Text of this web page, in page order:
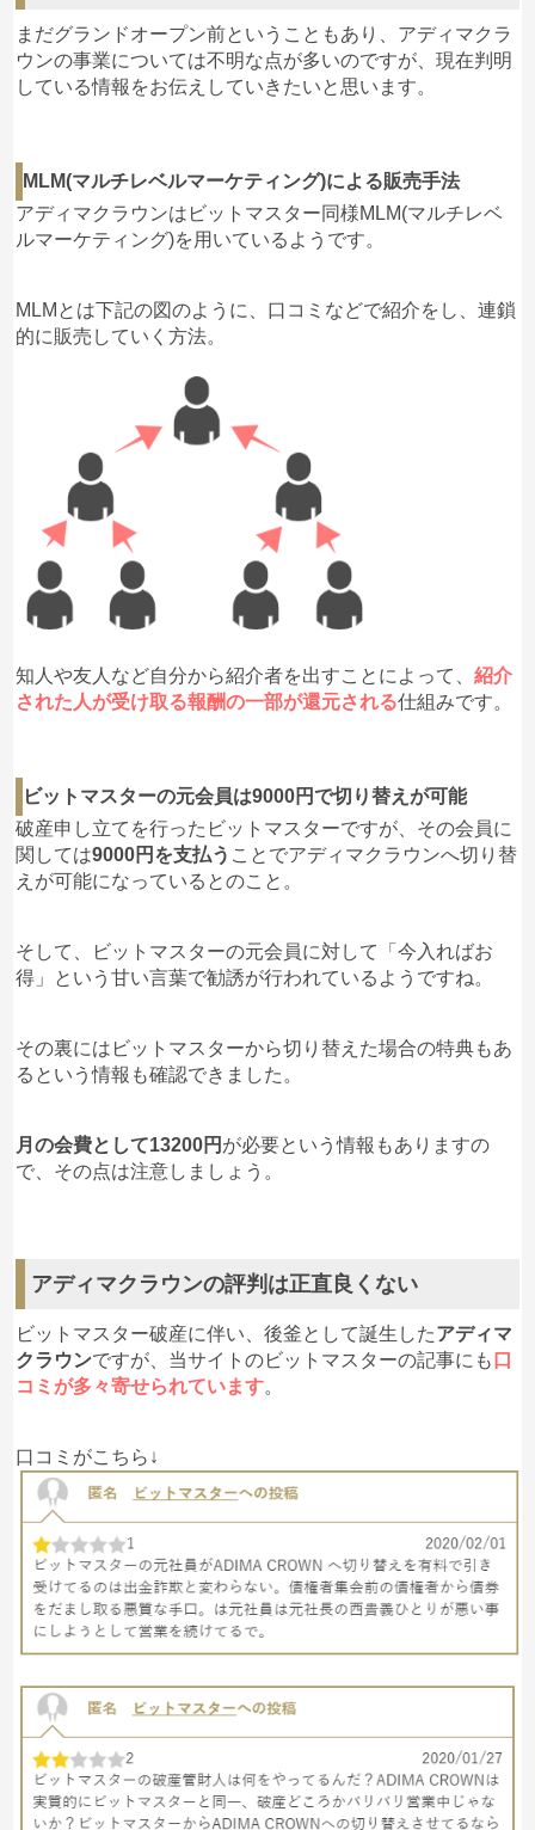
まだグランドオープン前ということもあり、アディマクラ
ウンの事業については不明な点が多いのですが、現在判明
している情報をお伝えしていきたいと思います。
MLM(マルチレベルマーケティング)による販売手法
アディマクラウンはビットマスター同様MLM(マルチレベ
ルマーケティング)を用いているようです。
MLMとは下記の図のように、口コミなどで紹介をし、連鎖
的に販売していく方法。
知人や友人など自分から紹介者を出すことによって、紹介
された人が受け取る報酬の一部が還元される仕組みです。
ビットマスターの元会員は9000円で切り替えが可能
破産申し立てを行ったビットマスターですが、その会員に
関しては9000円を支払う ことでアディマクラウンへ切り替
えが可能になっているとのこと。
そして、ビットマスターの元会員に対して「今入ればお
得」という甘い言葉で勧誘が行われているようですね。
その裏にはビットマスターから切り替えた場合の特典もあ
るという情報も確認できました。
月の会費として13200円 が必要という情報もありますの
で、その点は注意しましょう。
アディマクラウンの評判は正直良くない
ビットマスター破産に伴い、後釜として誕生したアディマ
クラウンですが、当サイトのビットマスターの記事にも 口
コミが多々寄せられています。
口コミがこちら↓